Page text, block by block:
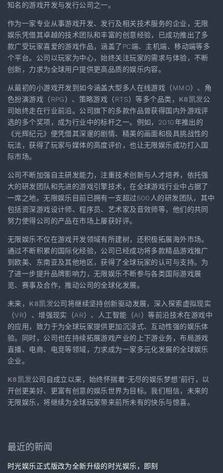
知名的游戏开发与发行公司之一。
作为一家专业从事游戏开发、发行及相关技术服务的企业，无限
娱乐凭借其卓越的技术团队和丰富的创意经验，已成功推出了多
款广受玩家喜爱的游戏作品，涵盖了PC端、主机端、移动端等多
个平台。公司以玩家为中心，始终关注玩家的需求与体验，不断
创新，力求为全球用户提供更高品质的娱乐内容。
从最初的小游戏开发到如今涵盖大型多人在线游戏（MMO）、角
色扮演游戏（RPG）、策略游戏（RTS）等多个品类， K8凯发公
司始终走在行业前沿。公司旗下的多款作品曾获得国内外游戏评
选的多个奖项，成为行业中的标杆之一。例如，2010年推出的
《光辉纪元》便凭借其深邃的剧情、精美的画面和极具挑战性的
玩法，获得了玩家与媒体的高度评价，也让无限娱乐成功打入国
际市场。
公司不断加强自主研发能力，注重技术创新与人才培养，依托强
大的研发团队和先进的游戏引擎技术，在全球游戏行业中占据了
一席之地。无限娱乐目前已拥有一支超过500人的研发团队，其中
包括资深游戏设计师、程序员、艺术家及音效师等，他们的共同
努力使得公司的产品在市场上屡获好评。
无限娱乐不仅在游戏开发领域有所建树，还积极拓展海外市场。
通过不断积累的国际化经验，公司已经成功将多款精品游戏推广
到欧美、东南亚及其他地区，获得了全球玩家的认可与支持。为
了进一步提升品牌影响力，无限娱乐不断参与各类国际游戏展
览、赛事及合作，推动公司的全球化发展。
未来， K8凯发公司将继续坚持创新驱动发展，深入探索虚拟现实
（VR）、增强现实（AR）、人工智能（AI）等前沿技术在游戏中
的应用，致力于为全球玩家提供更加沉浸式、互动性强的娱乐体
验。同时，公司也在持续拓展游戏产业的上下游业务，布局游戏
直播、电商、电竞等领域，力求成为一家多元化发展的全球娱乐
企业。
K8凯发公司自成立以来，始终怀揣着“无尽的娱乐梦想”前行，以
开创更美好、更富有创意的娱乐世界为目标。我们相信，未来的
无限娱乐，将继续为全球玩家带来前所未有的快乐与惊喜。
最近的新闻
时光娱乐正式版改为全新升级的时光娱乐，即刻